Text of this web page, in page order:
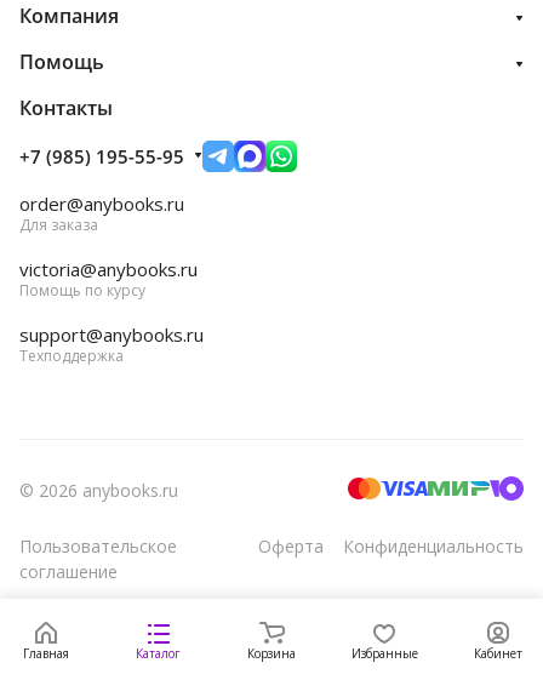
Компания
Помощь
Контакты
+7 (985) 195-55-95
order@anybooks.ru
Для заказа
victoria@anybooks.ru
Помощь по курсу
support@anybooks.ru
Техподдержка
© 2026 anybooks.ru
Пользовательское
соглашение
Оферта Конфиденциальность
Главная Каталог Корзина Избранные Кабинет